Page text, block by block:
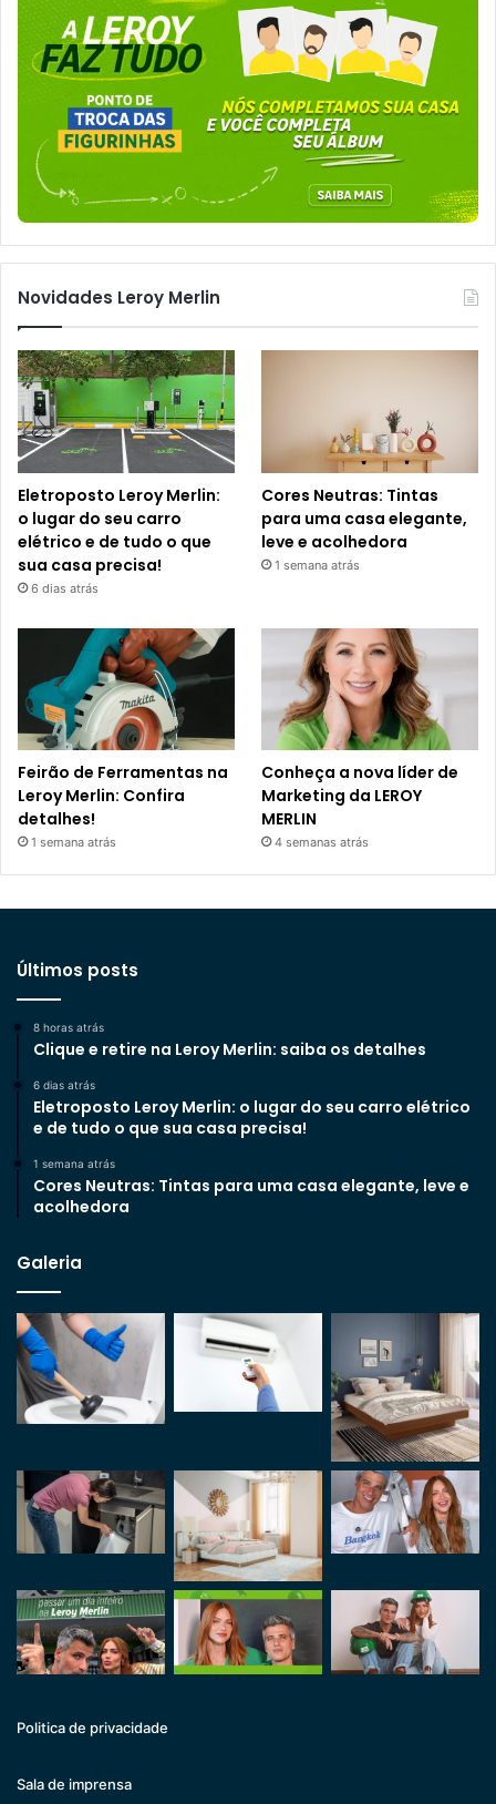
Novidades Leroy Merlin
Eletroposto Leroy Merlin:
o lugar do seu carro
elétrico e de tudo o que
sua casa precisa!
6 dias atrás
Cores Neutras: Tintas
para uma casa elegante,
leve e acolhedora
1 semana atrás
Feirão de Ferramentas na
Leroy Merlin: Confira
detalhes!
1 semana atrás
Conheça a nova líder de
Marketing da LEROY
MERLIN
4 semanas atrás
Últimos posts
8 horas atrás
Clique e retire na Leroy Merlin: saiba os detalhes
6 dias atrás
Eletroposto Leroy Merlin: o lugar do seu carro elétrico
e de tudo o que sua casa precisa!
1 semana atrás
Cores Neutras: Tintas para uma casa elegante, leve e
acolhedora
Galeria
Politica de privacidade
Sala de imprensa